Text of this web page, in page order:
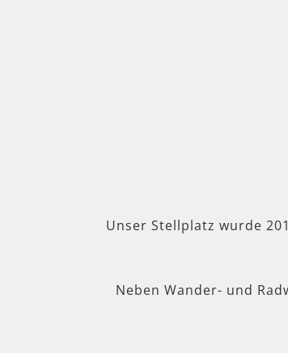
Unser Stellplatz wurde
Neben Wander- und